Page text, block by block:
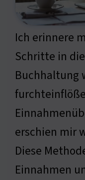
Ich erinnere
Schritte in
Buchhaltung
erschien mir
Diese
Einnahmen